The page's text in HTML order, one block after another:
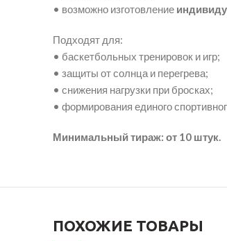
• возможно изготовление
Подходят для:
• баскетбольных тренировок и игр;
• защиты от солнца и перегрева;
• снижения нагрузки при бросках;
• формирования единого
Минимальный тираж: от 10 штук.
ПОХОЖИЕ ТОВАРЫ